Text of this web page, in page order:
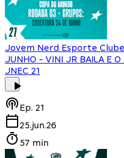
Jovem Nerd Esporte Clube
JUNHO - VINI JR BAILA E O
JNEC 21
Ep. 21
25.jun.26
57 min